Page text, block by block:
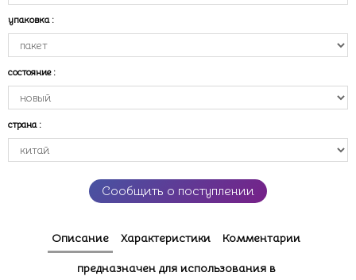
упаковка :
состояние :
страна :
Сообщить о поступлении
Описание Характеристики Комментарии
предназначен для использования в